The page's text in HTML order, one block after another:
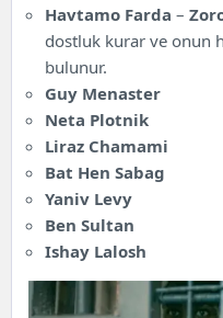
Havtamo Farda –
dostluk kurar ve onun
bulunur.
Guy Menaster
Neta Plotnik
Liraz Chamami
Bat Hen Sabag
Yaniv Levy
Ben Sultan
Ishay Lalosh